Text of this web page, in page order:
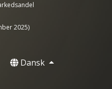
2025)
Dansk